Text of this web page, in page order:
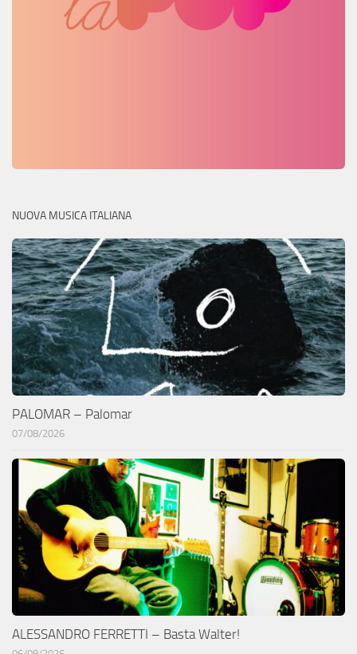
NUOVA MUSICA ITALIANA
PALOMAR – Palomar
07/08/2026
ALESSANDRO FERRETTI – Basta Walter!